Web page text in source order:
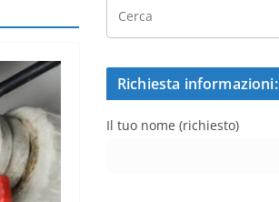
Richiesta informazioni:
Il tuo nome (richiesto)